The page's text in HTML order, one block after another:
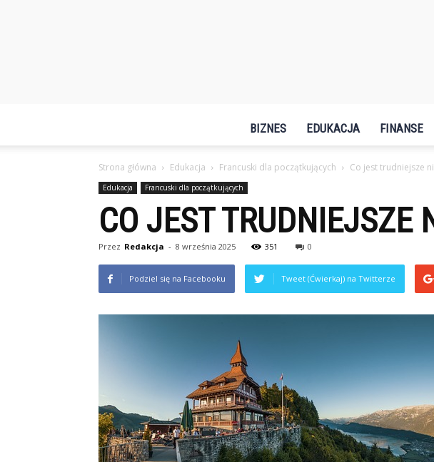
BIZNES EDUKACJA FINANSE
Strona główna Edukacja Francuski dla początkujących Co jest trudniejsze
Edukacja Francuski dla początkujących
CO JEST TRUDNIEJSZE
Przez Redakcja - 8 września 2025 351 0
Podziel się na Facebooku Tweet (Ćwierkaj) na Twitterze